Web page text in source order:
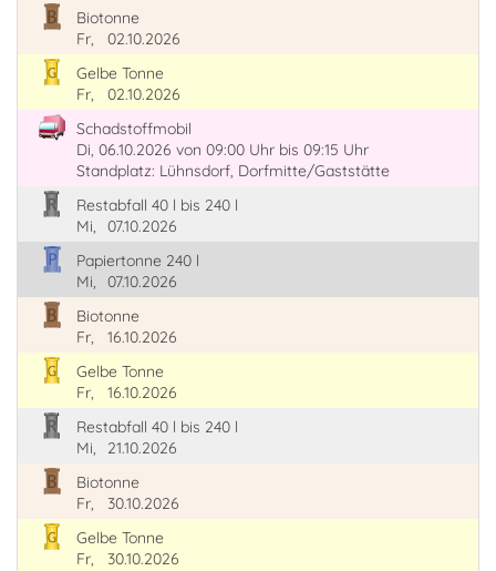
Biotonne
Fr,
02.10.2026
Gelbe Tonne
Fr,
02.10.2026
Schadstoffmobil
Di, 06.10.2026 von 09:00 Uhr bis 09:15 Uhr
Standplatz: Lühnsdorf, Dorfmitte/Gaststätte
Restabfall 40 l bis 240 l
Mi,
07.10.2026
Papiertonne 240 l
Mi,
07.10.2026
Biotonne
Fr,
16.10.2026
Gelbe Tonne
Fr,
16.10.2026
Restabfall 40 l bis 240 l
Mi,
21.10.2026
Biotonne
Fr,
30.10.2026
Gelbe Tonne
Fr,
30.10.2026